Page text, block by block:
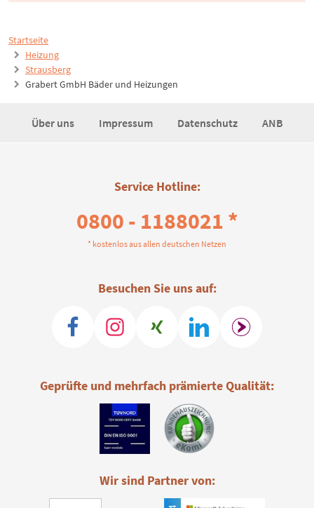
Startseite
Heizung
Strausberg
Grabert GmbH Bäder und Heizungen
Über uns Impressum Datenschutz ANB
Service Hotline:
0800 - 1188021 *
* kostenlos aus allen deutschen Netzen
Besuchen Sie uns auf:
Geprüfte und mehrfach prämierte Qualität:
Wir sind Partner von: